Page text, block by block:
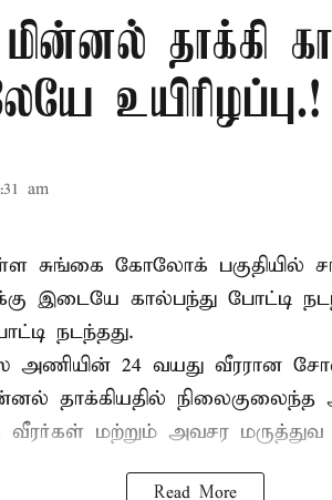
தாக்கி
உயிரிழப்பு.!
am
சுங்கை கோலோக் பகுதியில்
இடையே கால்பந்து போட்டி
நடந்தது.
24 வயது வீரரான
தாக்கியதில்
வீரர்கள் மற்றும் அவசர மருத்துவ
Read More